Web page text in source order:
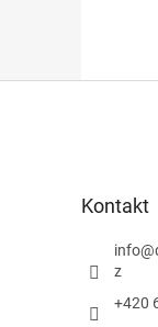
Kontakt
info@
z
+420